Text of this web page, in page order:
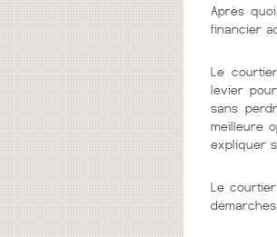
Après
financier
Le
levier
sans
meilleure
expliquer
Le